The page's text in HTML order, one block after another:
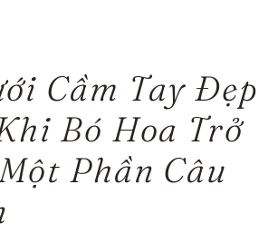
Cầm Tay Đẹp
Bó Hoa Trở
Phần Câu